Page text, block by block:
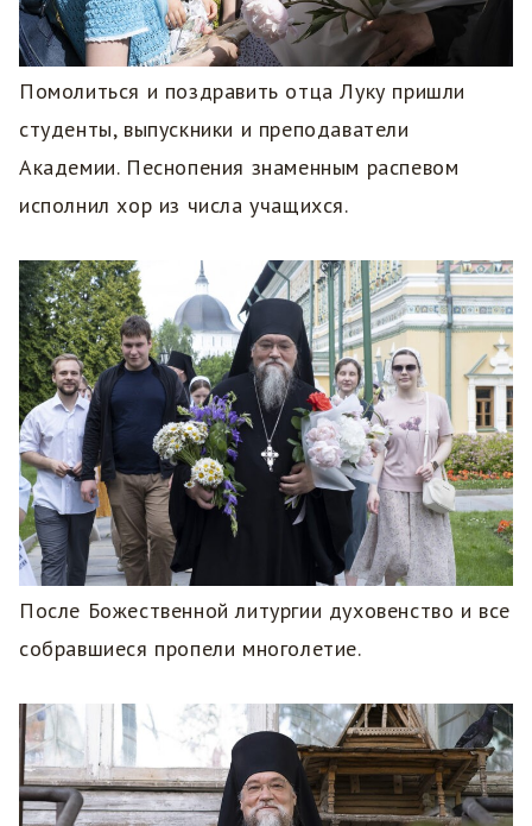
Помолиться и поздравить отца Луку пришли
студенты, выпускники и преподаватели
Академии. Песнопения знаменным распевом
исполнил хор из числа учащихся.
После Божественной литургии духовенство и все
собравшиеся пропели многолетие.